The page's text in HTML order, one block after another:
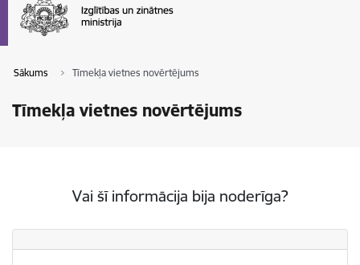
Sākums Tīmekļa vietnes novērtējums
Tīmekļa vietnes novērtējums
Vai šī informācija bija noderīga?
Vai šī informācija bija noderīga?